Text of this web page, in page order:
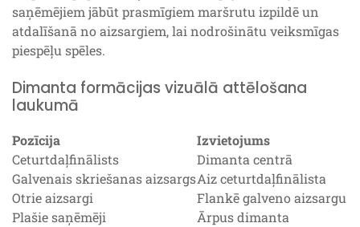
saņēmējiem jābūt prasmīgiem maršrutu izpildē un
atdalīšanā no aizsargiem, lai nodrošinātu veiksmīgas
piespēļu spēles.
Dimanta formācijas vizuālā attēlošana
laukumā
Pozīcija
Izvietojums
Ceturtdaļfinālists
Dimanta centrā
Galvenais skriešanas aizsargsAiz ceturtdaļfinālista
Otrie aizsargi
Flankē galveno aizsargu
Plašie saņēmēji
Ārpus dimanta